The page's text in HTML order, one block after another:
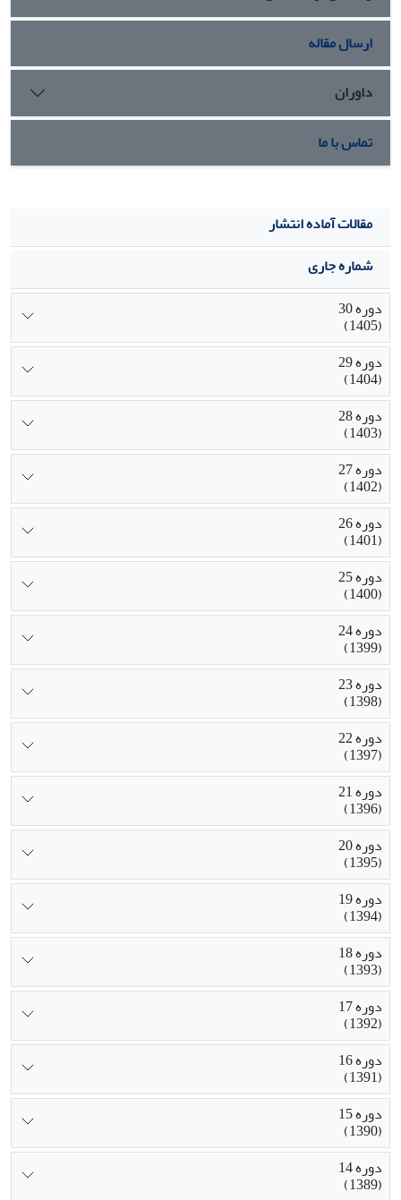
ارسال مقاله
داوران
تماس با ما
مقالات آماده انتشار
شماره جاری
دوره 30
(1405)
دوره 29
(1404)
دوره 28
(1403)
دوره 27
(1402)
دوره 26
(1401)
دوره 25
(1400)
دوره 24
(1399)
دوره 23
(1398)
دوره 22
(1397)
دوره 21
(1396)
دوره 20
(1395)
دوره 19
(1394)
دوره 18
(1393)
دوره 17
(1392)
دوره 16
(1391)
دوره 15
(1390)
دوره 14
(1389)